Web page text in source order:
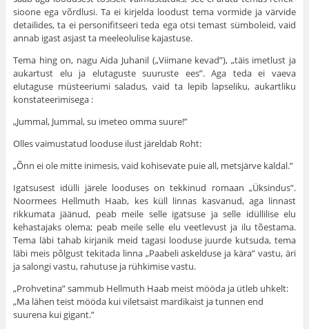
sioone ega võrdlusi. Ta ei kirjelda loodust tema vormide ja värvide
detailides, ta ei personifitseeri teda ega otsi temast sümboleid, vaid
annab igast asjast ta meeleolulise kajastuse.
Tema hing on, nagu Aida Juhanil („Viimane kevad”), „täis imetlust ja
aukartust elu ja elutaguste suuruste ees”. Aga teda ei vaeva
elutaguse müsteeriumi saladus, vaid ta lepib lapseliku, aukartliku
konstateerimisega :
„Jummal, Jummal, su imeteo omma suure!”
Olles vaimustatud looduse ilust järeldab Roht:
„Õnn ei ole mitte inimesis, vaid kohisevate puie all, metsjärve kaldal.”
Igatsusest idülli järele looduses on tekkinud romaan „Üksindus”.
Noormees Hellmuth Haab, kes küll linnas kasvanud, aga linnast
rikkumata jäänud, peab meile selle igatsuse ja selle idüllilise elu
kehastajaks olema; peab meile selle elu veetlevust ja ilu tõestama.
Tema läbi tahab kirjanik meid tagasi looduse juurde kutsuda, tema
läbi meis põlgust tekitada linna „Paabeli askelduse ja kära” vastu, äri
ja salongi vastu, rahutuse ja rühkimise vastu.
„Prohvetina” sammub Hellmuth Haab meist mööda ja ütleb uhkelt:
„Ma lähen teist mööda kui viletsaist mardikaist ja tunnen end
suurena kui gigant.”